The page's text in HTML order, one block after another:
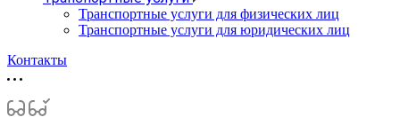
Транспортные услуги для физических лиц
Транспортные услуги для юридических лиц
Контакты